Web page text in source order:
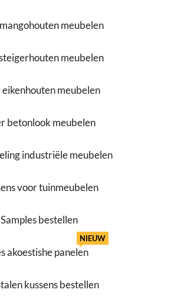
meubelen
meubelen
meubelen
betonlook meubelen
industriële meubelen
voor tuinmeubelen
Samples bestellen
akoestishe panelen
NIEUW
kussens bestellen